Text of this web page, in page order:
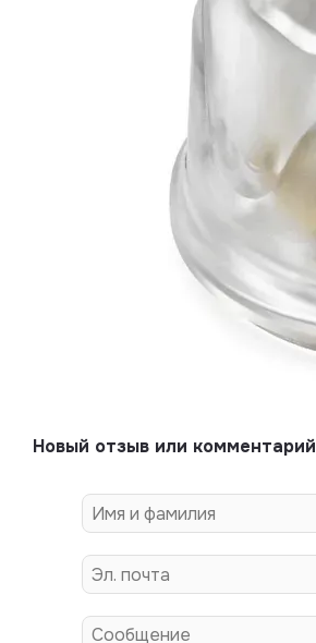
Новый отзыв или комментарий